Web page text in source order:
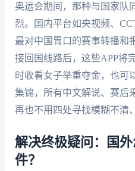
奥运会期间，那种与国家队
烈。国内平台如央视频、
最对中国胃口的赛事转播和
接回国线路后，这些APP将
时收看女子举重夺金，也可
集锦，所有中文解说、赛后
再也不用四处寻找模糊不清
解决终极疑问：国
件？